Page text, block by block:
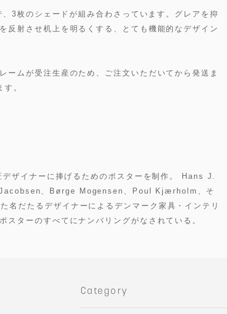
3枚のシェードが組み合わさっています。グレアを抑
反射させ机上を明るくする、とても機能的なデザイン
ームが受注生産のため、ご注文いただいてから発送ま
。
ザイナーに捧げるためのポスターを制作。 Hans J.
、Børge Mogensen、Poul Kjærholm、そ
だたるデザイナーによるデンマーク家具・インテリ
スターのすべてにナンバリングがなされている。
Category